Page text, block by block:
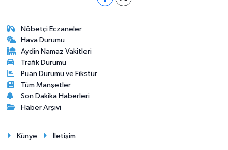
Nöbetçi Eczaneler
Hava Durumu
Aydin Namaz Vakitleri
Trafik Durumu
Puan Durumu ve Fikstür
Tüm Manşetler
Son Dakika Haberleri
Haber Arşivi
Künye İletişim